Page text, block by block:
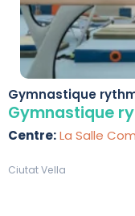
Gymnastique
Gymnastique
Centre:La Salle
Ciutat Vella